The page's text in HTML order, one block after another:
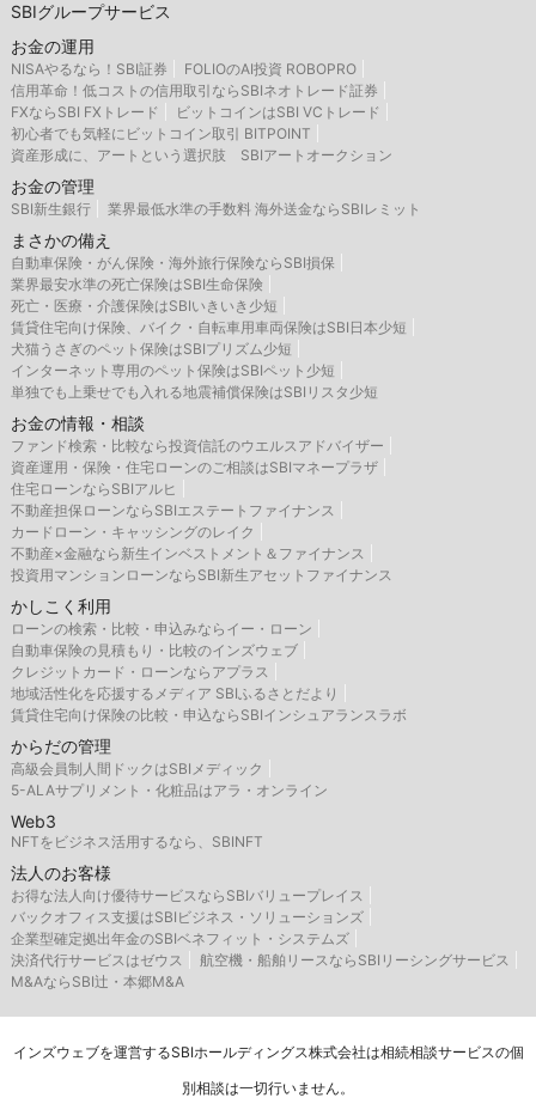
SBIグループサービス
お金の運用
NISAやるなら！SBI証券
FOLIOのAI投資 ROBOPRO
信用革命！低コストの信用取引ならSBIネオトレード証券
FXならSBI FXトレード
ビットコインはSBI VCトレード
初心者でも気軽にビットコイン取引 BITPOINT
資産形成に、アートという選択肢 SBIアートオークション
お金の管理
SBI新生銀行 業界最低水準の手数料 海外送金ならSBIレミット
まさかの備え
自動車保険・がん保険・海外旅行保険ならSBI損保
業界最安水準の死亡保険はSBI生命保険
死亡・医療・介護保険はSBIいきいき少短
賃貸住宅向け保険、バイク・自転車用車両保険はSBI日本少短
犬猫うさぎのペット保険はSBIプリズム少短
インターネット専用のペット保険はSBIペット少短
単独でも上乗せでも入れる地震補償保険はSBIリスタ少短
お金の情報・相談
ファンド検索・比較なら投資信託のウエルスアドバイザー
資産運用・保険・住宅ローンのご相談はSBIマネープラザ
住宅ローンならSBIアルヒ
不動産担保ローンならSBIエステートファイナンス
カードローン・キャッシングのレイク
不動産×金融なら新生インベストメント＆ファイナンス
投資用マンションローンならSBI新生アセットファイナンス
かしこく利用
ローンの検索・比較・申込みならイー・ローン
自動車保険の見積もり・比較のインズウェブ
クレジットカード・ローンならアプラス
地域活性化を応援するメディア SBIふるさとだより
賃貸住宅向け保険の比較・申込ならSBIインシュアランスラボ
からだの管理
高級会員制人間ドックはSBIメディック
5-ALAサプリメント・化粧品はアラ・オンライン
Web3
NFTをビジネス活用するなら、SBINFT
法人のお客様
お得な法人向け優待サービスならSBIバリュープレイス
バックオフィス支援はSBIビジネス・ソリューションズ
企業型確定拠出年金のSBIベネフィット・システムズ
決済代行サービスはゼウス
航空機・船舶リースならSBIリーシングサービス
M&AならSBI辻・本郷M&A
インズウェブを運営するSBIホールディングス株式会社は相続相談サービスの個
別相談は一切行いません。